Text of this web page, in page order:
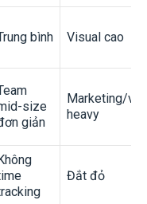
bình Visual cao
size
giản
Marketing/
heavy
Đắt đỏ